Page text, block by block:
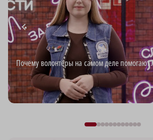
Почему волонтёры на самом деле